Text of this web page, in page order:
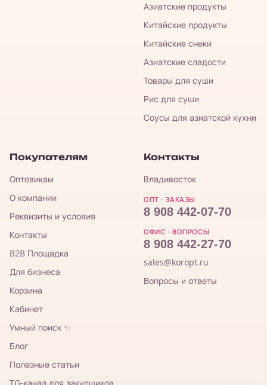
Азиатские продукты
Китайские продукты
Китайские снеки
Азиатские сладости
Товары для суши
Рис для суши
Соусы для азиатской кухни
Покупателям
Оптовикам
О компании
Реквизиты и условия
Контакты
B2B Площадка
Для бизнеса
Корзина
Кабинет
Умный поиск ✨
Блог
Полезные статьи
Контакты
Владивосток
ОПТ · ЗАКАЗЫ
8 908 442-07-70
ОФИС · ВОПРОСЫ
8 908 442-27-70
sales@koropt.ru
Вопросы и ответы